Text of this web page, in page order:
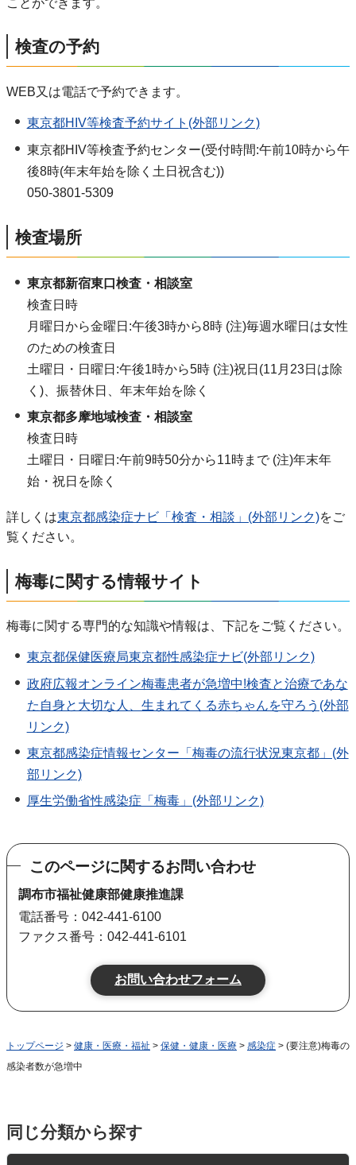
ことができます。
検査の予約
WEB又は電話で予約できます。
東京都HIV等検査予約サイト(外部リンク)
東京都HIV等検査予約センター(受付時間:午前10時から午
後8時(年末年始を除く土日祝含む))
050-3801-5309
検査場所
東京都新宿東口検査・相談室
検査日時
月曜日から金曜日:午後3時から8時 (注)毎週水曜日は女性
のための検査日
土曜日・日曜日:午後1時から5時 (注)祝日(11月23日は除
く)、振替休日、年末年始を除く
東京都多摩地域検査・相談室
検査日時
土曜日・日曜日:午前9時50分から11時まで (注)年末年
始・祝日を除く
詳しくは東京都感染症ナビ「検査・相談」(外部リンク)をご
覧ください。
梅毒に関する情報サイト
梅毒に関する専門的な知識や情報は、下記をご覧ください。
東京都保健医療局東京都性感染症ナビ(外部リンク)
政府広報オンライン梅毒患者が急増中!検査と治療であな
た自身と大切な人、生まれてくる赤ちゃんを守ろう(外部
リンク)
東京都感染症情報センター「梅毒の流行状況東京都」(外
部リンク)
厚生労働省性感染症「梅毒」(外部リンク)
このページに関するお問い合わせ
調布市福祉健康部健康推進課
電話番号：042-441-6100
ファクス番号：042-441-6101
トップページ > 健康・医療・福祉 > 保健・健康・医療 > 感染症 > (要注意)梅毒の
感染者数が急増中
同じ分類から探す